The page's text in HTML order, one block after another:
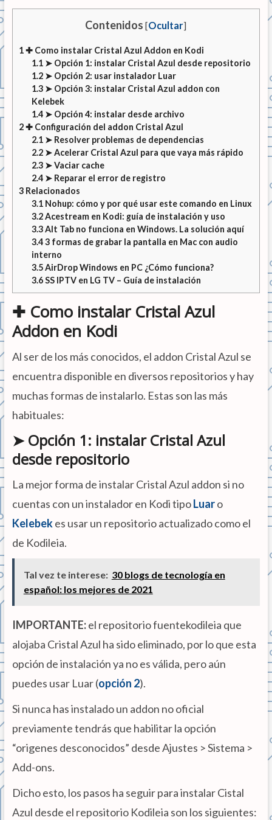
Contenidos [Ocultar]
1✚ Como instalar Cristal Azul Addon en Kodi
1.1 ➤ Opción 1: instalar Cristal Azul desde repositorio
1.2 ➤ Opción 2: usar instalador Luar
1.3 ➤ Opción 3: instalar Cristal Azul addon con
Kelebek
1.4 ➤ Opción 4: instalar desde archivo
2✚ Configuración del addon Cristal Azul
2.1 ➤ Resolver problemas de dependencias
2.2 ➤ Acelerar Cristal Azul para que vaya más rápido
2.3 ➤ Vaciar cache
2.4 ➤ Reparar el error de registro
3Relacionados
3.1 Nohup: cómo y por qué usar este comando en Linux
3.2Acestream en Kodi: guía de instalación y uso
3.3Alt Tab no funciona en Windows. La solución aquí
3.43 formas de grabar la pantalla en Mac con audio
interno
3.5AirDrop Windows en PC ¿Cómo funciona?
3.6SS IPTV en LG TV – Guía de instalación
✚ Como instalar Cristal Azul
Addon en Kodi
Al ser de los más conocidos, el addon Cristal Azul se
encuentra disponible en diversos repositorios y hay
muchas formas de instalarlo. Estas son las más
habituales:
➤ Opción 1: instalar Cristal Azul
desde repositorio
La mejor forma de instalar Cristal Azul addon si no
cuentas con un instalador en Kodi tipoLuaro
Kelebekes usar un repositorio actualizado como el
de Kodileia.
Tal vez te interese: 30 blogs de tecnología en
español: los mejores de 2021
IMPORTANTE:el repositorio fuentekodileia que
alojaba Cristal Azul ha sido eliminado, por lo que esta
opción de instalación ya no es válida, pero aún
puedes usar Luar (opción 2).
Si nunca has instalado un addon no oficial
previamente tendrás que habilitar la opción
“origenes desconocidos” desde Ajustes > Sistema >
Add-ons.
Dicho esto, los pasos ha seguir para instalar Cistal
Azul desde el repositorio Kodileia son los siguientes: